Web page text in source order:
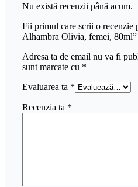
Nu există recenzii până acum.
Fii primul care scrii o recenzie
Alhambra Olivia, femei, 80ml”
Adresa ta de email nu va fi
sunt marcate cu *
Evaluarea ta *
Recenzia ta *